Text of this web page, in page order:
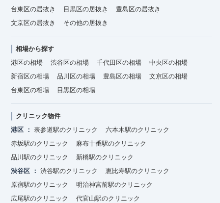
台東区の居抜き
目黒区の居抜き
豊島区の居抜き
文京区の居抜き
その他の居抜き
相場から探す
港区の相場
渋谷区の相場 千代田区の相場
中央区の相場
新宿区の相場
品川区の相場 豊島区の相場
文京区の相場
台東区の相場
目黒区の相場
クリニック物件
港区
表参道駅のクリニック
六本木駅のクリニック
赤坂駅のクリニック
麻布十番駅のクリニック
品川駅のクリニック
新橋駅のクリニック
渋谷区
渋谷駅のクリニック
恵比寿駅のクリニック
原宿駅のクリニック
明治神宮前駅のクリニック
広尾駅のクリニック
代官山駅のクリニック